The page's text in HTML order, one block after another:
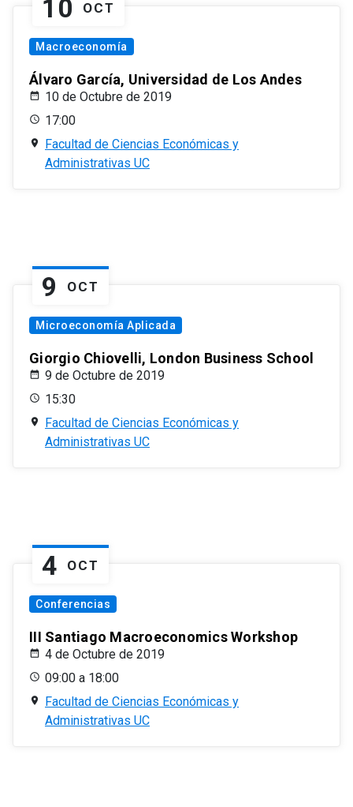
10 OCT
Macroeconomía
Álvaro García, Universidad de Los Andes
10 de Octubre de 2019
17:00
Facultad de Ciencias Económicas y
Administrativas UC
9 OCT
Microeconomía Aplicada
Giorgio Chiovelli, London Business School
9 de Octubre de 2019
15:30
Facultad de Ciencias Económicas y
Administrativas UC
4 OCT
Conferencias
III Santiago Macroeconomics Workshop
4 de Octubre de 2019
09:00 a 18:00
Facultad de Ciencias Económicas y
Administrativas UC